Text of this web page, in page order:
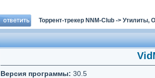
Торрент-трекер NNM-Club -> Утилиты,
Версия программы: 30.5